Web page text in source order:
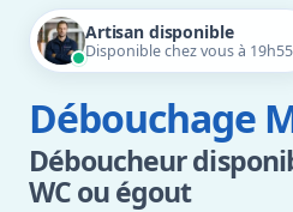
Artisan disponible
Disponible chez vous à 19h55
Débouchage
Déboucheur
WC ou égout